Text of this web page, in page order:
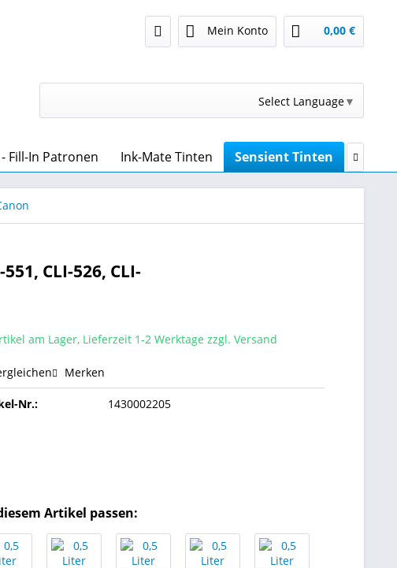
Mein Konto 0,00 €
Select Language▼
Fill-In Patronen Ink-Mate Tinten Sensient Tinten OCP

CLI-526, CLI-
am Lager, Lieferzeit 1-2 Werktage zzgl. Versand
Merken
Nr.: 1430002205
Artikel passen: